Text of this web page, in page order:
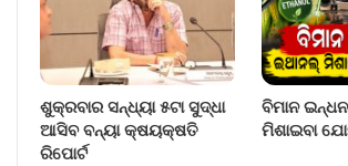
ଶୁକ୍ରବାର ସନ୍ଧ୍ୟା ୫ଟା ସୁଦ୍ଧା
ଆସିବ ବନ୍ୟା କ୍ଷୟକ୍ଷତି
ରିପୋର୍ଟ
ବିମାନ
ମିଶାଇବା